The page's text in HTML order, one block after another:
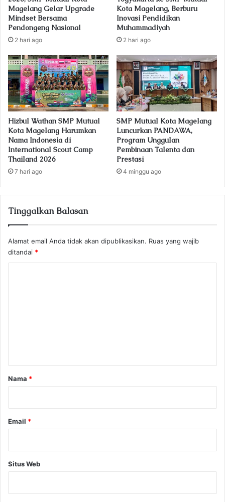
e
s
Magelang Gelar Upgrade
Mindset Bersama
Pendongeng Nasional
2 hari ago
Kota Magelang, Berburu
Inovasi Pendidikan
Muhammadiyah
2 hari ago
Hizbul Wathan SMP Mutual
Kota Magelang Harumkan
Nama Indonesia di
International Scout Camp
Thailand 2026
7 hari ago
SMP Mutual Kota Magelang
Luncurkan PANDAWA,
Program Unggulan
Pembinaan Talenta dan
Prestasi
4 minggu ago
Tinggalkan Balasan
Alamat email Anda tidak akan dipublikasikan. Ruas yang wajib
ditandai *
r
Nama *
Email *
Situs Web